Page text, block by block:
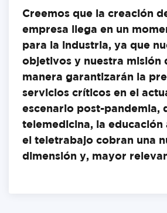
Creemos que la creación
empresa llega en un
para la industria, ya que
objetivos y nuestra misión
manera garantizarán la
servicios críticos en el
escenario post-pandemia,
telemedicina, la educación
el teletrabajo cobran una
dimensión y, mayor